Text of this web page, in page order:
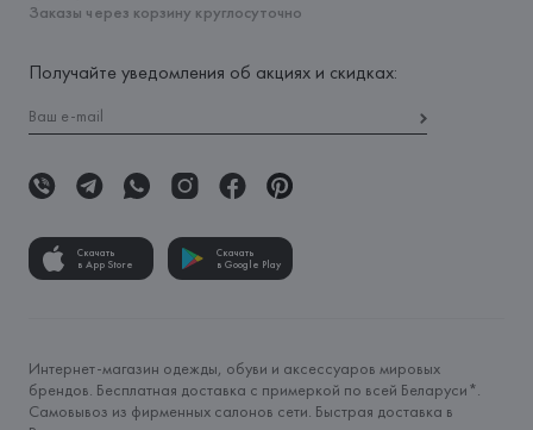
Заказы через корзину круглосуточно
Получайте уведомления об акциях и скидках:
Скачать
в App Store
Скачать
в Google Play
Интернет-магазин одежды, обуви и аксессуаров мировых
брендов. Бесплатная доставка с примеркой по всей Беларуси*.
Самовывоз из фирменных салонов сети. Быстрая доставка в